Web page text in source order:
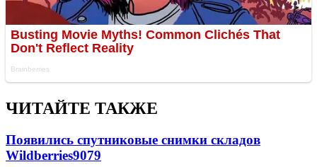
ЧИТАЙТЕ ТАКЖЕ
Появились спутниковые снимки складов
Wildberries9079